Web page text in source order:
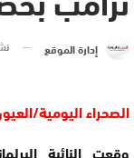
إدارة الموقع
الصحراء اليومية/
وقعت النائبة